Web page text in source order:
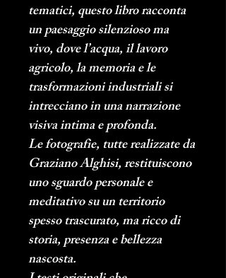
tematici, questo libro racconta
un paesaggio silenzioso ma
vivo, dove l’acqua, il lavoro
agricolo, la memoria e le
trasformazioni industriali si
intrecciano in una narrazione
visiva intima e profonda.
Le fotografie, tutte realizzate da
Graziano Alghisi, restituiscono
uno sguardo personale e
meditativo su un territorio
spesso trascurato, ma ricco di
storia, presenza e bellezza
nascosta.